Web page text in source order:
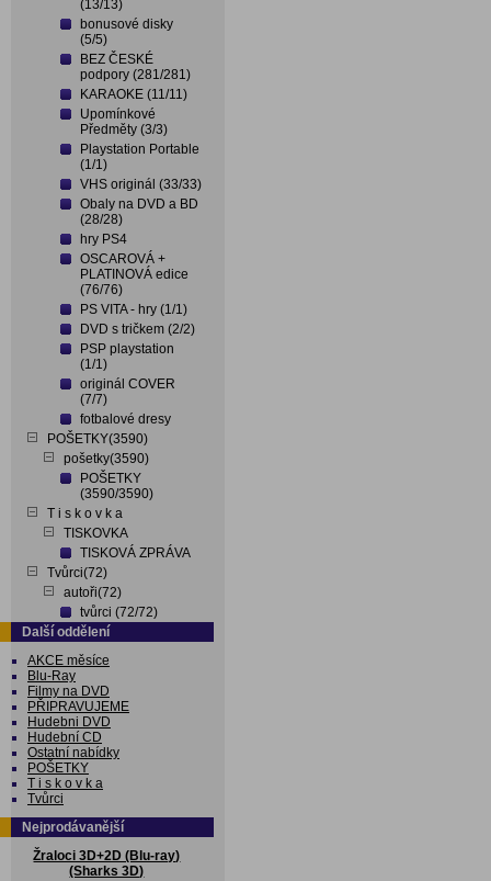
(13/13)
bonusové disky
(5/5)
BEZ ČESKÉ
podpory (281/281)
KARAOKE (11/11)
Upomínkové
Předměty (3/3)
Playstation Portable
(1/1)
VHS originál (33/33)
Obaly na DVD a BD
(28/28)
hry PS4
OSCAROVÁ +
PLATINOVÁ edice
(76/76)
PS VITA - hry (1/1)
DVD s tričkem (2/2)
PSP playstation
(1/1)
originál COVER
(7/7)
fotbalové dresy
POŠETKY(3590)
pošetky(3590)
POŠETKY
(3590/3590)
T i s k o v k a
TISKOVKA
TISKOVÁ ZPRÁVA
Tvůrci(72)
autoři(72)
tvůrci (72/72)
Další oddělení
AKCE měsíce
Blu-Ray
Filmy na DVD
PŘIPRAVUJEME
Hudebni DVD
Hudební CD
Ostatní nabídky
POŠETKY
T i s k o v k a
Tvůrci
Nejprodávanější
Žraloci 3D+2D (Blu-ray)
(Sharks 3D)